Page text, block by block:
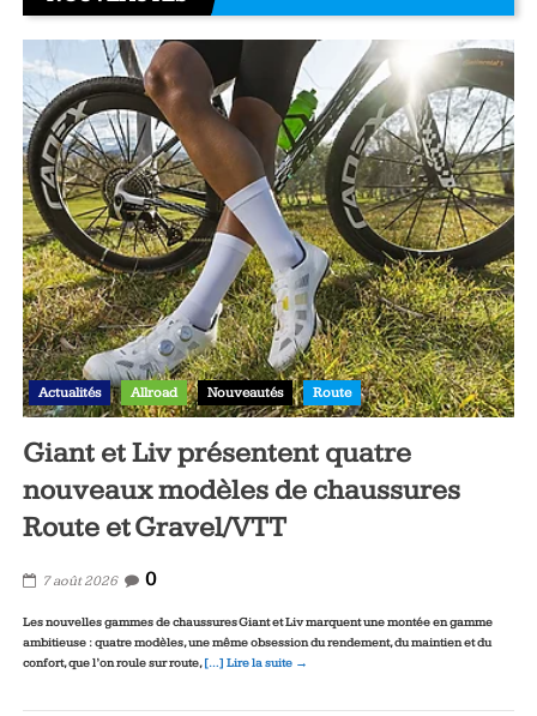
Actualités Allroad Nouveautés Route
Giant et Liv présentent quatre
nouveaux modèles de chaussures
Route et Gravel/VTT
7 août 2026 0
Les nouvelles gammes de chaussures Giant et Liv marquent une montée en gamme
ambitieuse : quatre modèles, une même obsession du rendement, du maintien et du
confort, que l’on roule sur route,[…] Lire la suite →